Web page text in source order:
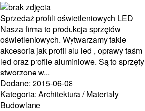
Sprzedaż profili oświetleniowych LED
Nasza firma to produkcja sprzętów
oświetleniowych. Wytwarzamy takie
akcesoria jak profil alu led , oprawy taśm
led oraz profile aluminiowe. Są to sprzęty
stworzone w...
Dodane: 2015-06-08
Kategoria: Architektura / Materiały
Budowlane